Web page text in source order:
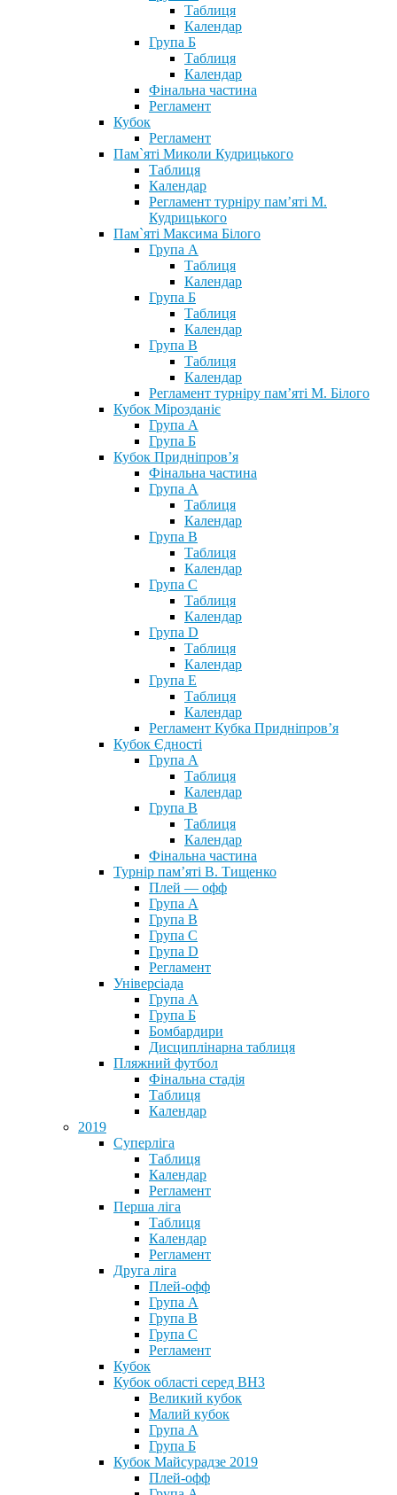
Таблиця
Календар
Група Б
Таблиця
Календар
Фінальна частина
Регламент
Кубок
Регламент
Пам`яті Миколи Кудрицького
Таблиця
Календар
Регламент турніру пам’яті М.
Кудрицького
Пам`яті Максима Білого
Група А
Таблиця
Календар
Група Б
Таблиця
Календар
Група В
Таблиця
Календар
Регламент турніру пам’яті М. Білого
Кубок Мірозданіє
Група А
Група Б
Кубок Придніпров’я
Фінальна частина
Група А
Таблиця
Календар
Група В
Таблиця
Календар
Група С
Таблиця
Календар
Група D
Таблиця
Календар
Група Е
Таблиця
Календар
Регламент Кубка Придніпров’я
Кубок Єдності
Група А
Таблиця
Календар
Група В
Таблиця
Календар
Фінальна частина
Турнір пам’яті В. Тищенко
Плей — офф
Група А
Група B
Група С
Група D
Регламент
Універсіада
Група А
Група Б
Бомбардири
Дисциплінарна таблиця
Пляжний футбол
Фінальна стадія
Таблиця
Календар
2019
Суперліга
Таблиця
Календар
Регламент
Перша ліга
Таблиця
Календар
Регламент
Друга ліга
Плей-офф
Група А
Група В
Група С
Регламент
Кубок
Кубок області серед ВНЗ
Великий кубок
Малий кубок
Група А
Група Б
Кубок Майсурадзе 2019
Плей-офф